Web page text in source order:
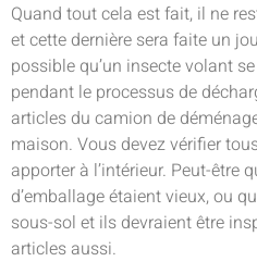
Quand tout cela est fait, il ne
et cette dernière sera faite un
possible qu’un insecte volant
pendant le processus de
articles du camion de
maison. Vous devez vérifier
apporter à l’intérieur. Peut-être
d’emballage étaient vieux, ou
sous-sol et ils devraient être
articles aussi.